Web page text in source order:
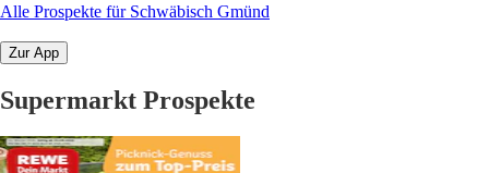
Alle Prospekte für Schwäbisch Gmünd
Zur App
Supermarkt Prospekte